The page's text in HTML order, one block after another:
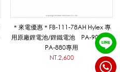
＊來電優惠＊FB-111-78AH Hylex 專
用原廠鋰電池/鋰鐵電池 PA-9010、
PA-880專用
NT.2,600